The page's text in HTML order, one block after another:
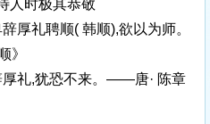
人时极其恭敬
厚礼聘顺( 韩顺),欲以为师。
》
厚礼,犹恐不来。——唐· 陈章